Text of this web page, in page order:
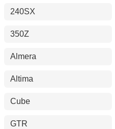
240SX
350Z
Almera
Altima
Cube
GTR